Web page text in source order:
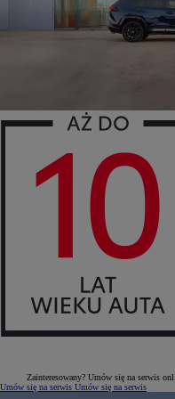
Zainteresowany? Umów się na serwis
Umów się na serwis Umów się na serwis